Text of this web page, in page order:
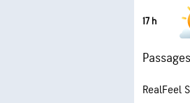
Humidité
Point de
17 h
RealFeel